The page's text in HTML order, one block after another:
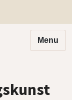
Menu